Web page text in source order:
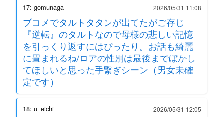
17: gomunaga 2026/05/31 11:08
ブコメでタルトタタンが出てたがご存じ
『逆転』のタルトなので母様の悲しい記憶
を引っくり返すにはぴったり。お話も綺麗
に畳まれるね/ロアの性別は最後までぼかし
てほしいと思った手繋ぎシーン（男女未確
定です）
18: u_eichi 2026/05/31 12:05